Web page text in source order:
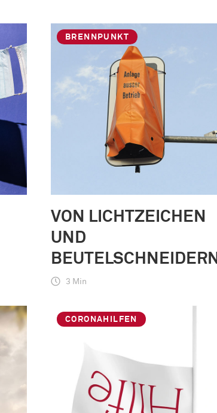
BRENNPUNKT
VON LICHTZEICHEN
UND
BEUTELSCHNEIDERN
3 Min
CORONAHILFEN